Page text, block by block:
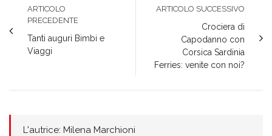
ARTICOLO
PRECEDENTE
Tanti auguri Bimbi e
Viaggi
ARTICOLO SUCCESSIVO
Crociera di
Capodanno con
Corsica Sardinia
Ferries: venite con noi?
L'autrice: Milena Marchioni